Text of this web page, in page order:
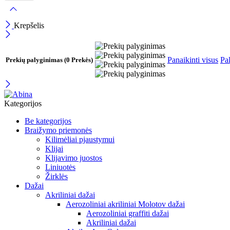
Krepšelis
Prekių palyginimas (0 Prekės) Panaikinti visus
Kategorijos
Be kategorijos
Braižymo priemonės
Kilimėliai pjaustymui
Klijai
Klijavimo juostos
Liniuotės
Žirklės
Dažai
Akriliniai dažai
Aerozoliniai akriliniai Molotov dažai
Aerozoliniai graffiti dažai
Akriliniai dažai